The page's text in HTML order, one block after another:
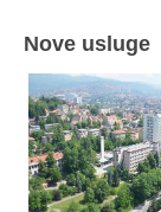
Nove usluge